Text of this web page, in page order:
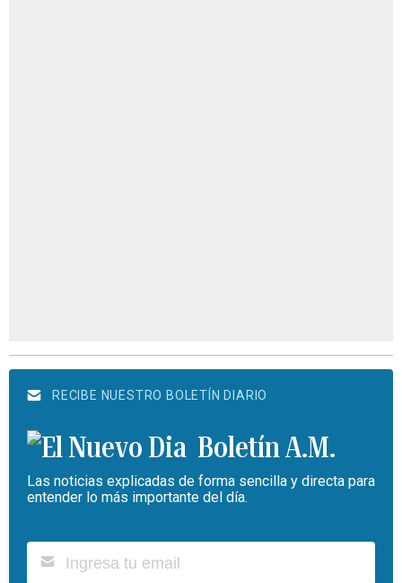
RECIBE NUESTRO BOLETÍN DIARIO
Boletín A.M.
Las noticias explicadas de forma sencilla y directa para
entender lo más importante del día.